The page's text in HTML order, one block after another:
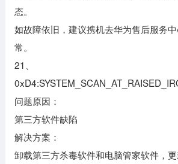
态。
如故障依旧，建议携机去华为售后服务
常。
21、
问题原因：
第三方软件缺陷
解决方案：
卸载第三方杀毒软件和电脑管家软件，